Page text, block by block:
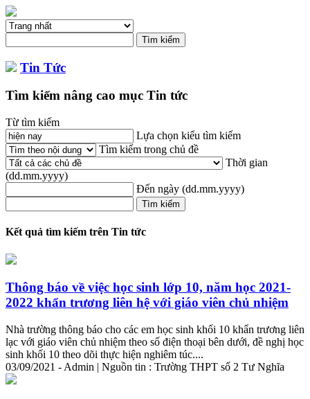
Tin Tức
Tìm kiếm nâng cao mục Tin tức
Từ tìm kiếm
Lựa chọn kiểu tìm kiếm
Tìm kiếm trong chủ đề
Thời gian
(dd.mm.yyyy)
Đến ngày (dd.mm.yyyy)
Kết quả tìm kiếm trên Tin tức
Thông báo về việc học sinh lớp 10, năm học 2021-
2022 khẩn trương liên hệ với giáo viên chủ nhiệm
Nhà trường thông báo cho các em học sinh khối 10 khẩn trương liên
lạc với giáo viên chủ nhiệm theo số điện thoại bên dưới, đề nghị học
sinh khối 10 theo dõi thực hiện nghiêm túc....
03/09/2021 - Admin | Nguồn tin : Trường THPT số 2 Tư Nghĩa